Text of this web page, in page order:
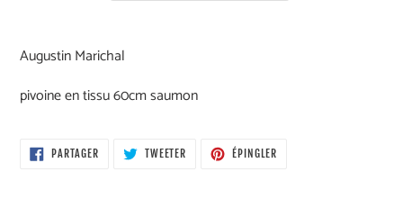
d'un
produit
à
Augustin Marichal
pivoine en tissu 60cm saumon
PARTAGERPARTAGER
SUR
TWEETER TWEETER
ÉPINGLER